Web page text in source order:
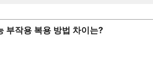
부작용 복용 방법 차이는?